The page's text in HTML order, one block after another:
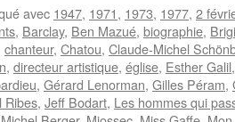
avec 1947, 1971, 1973, 1977, 2
, Barclay, Ben Mazué, biographie,
chanteur, Chatou, Claude-Michel
, directeur artistique, église, Esther Galil
, Gérard Lenorman, Gilles Péram,
Ribes, Jeff Bodart, Les hommes qui